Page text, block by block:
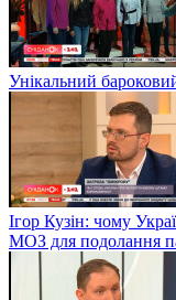
Унікальний
Ігор Кузін: чому
МОЗ для подолання